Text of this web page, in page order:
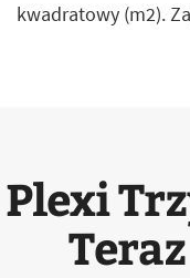
kwadratowy (m2).
Plexi